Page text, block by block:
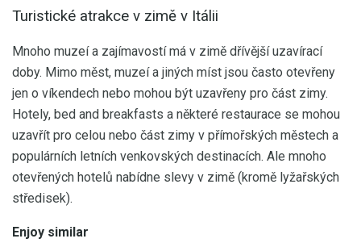
Turistické atrakce v zimě v Itálii
Mnoho muzeí a zajímavostí má v zimě dřívější uzavírací
doby. Mimo měst, muzeí a jiných míst jsou často otevřeny
jen o víkendech nebo mohou být uzavřeny pro část zimy.
Hotely, bed and breakfasts a některé restaurace se mohou
uzavřít pro celou nebo část zimy v přímořských městech a
populárních letních venkovských destinacích. Ale mnoho
otevřených hotelů nabídne slevy v zimě (kromě lyžařských
středisek).
Enjoy similar